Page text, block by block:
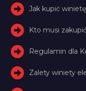
Jak kupić
Kto musi
Regulamin dla
Zalety winiety